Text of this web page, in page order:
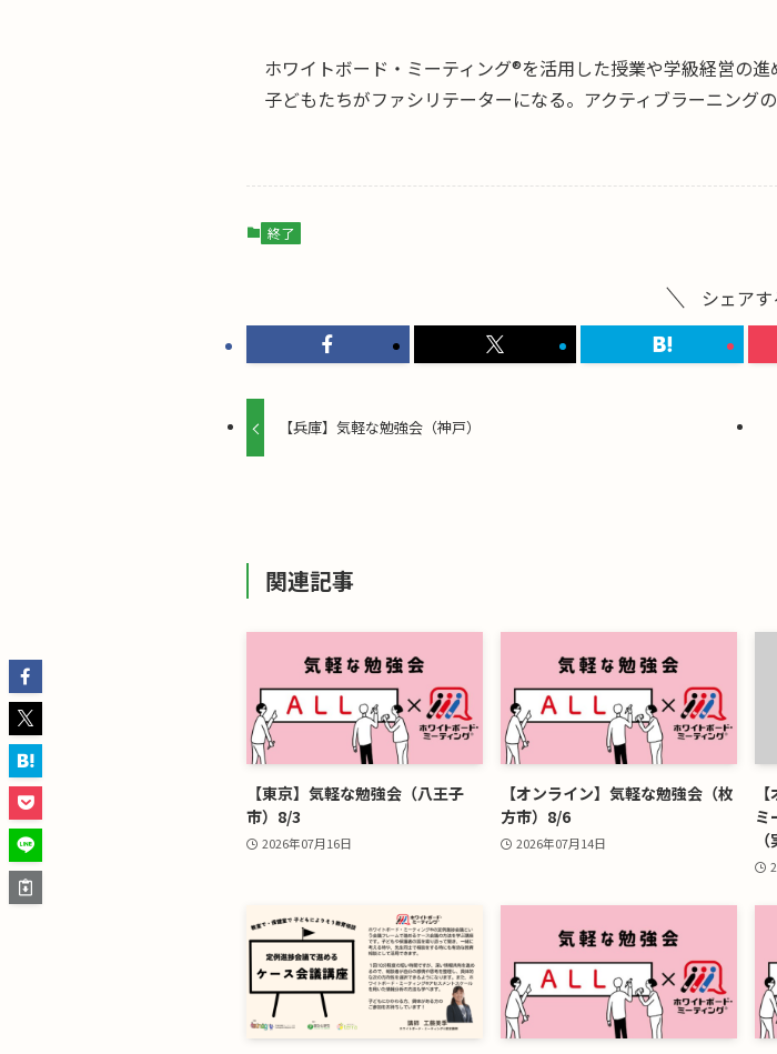
ホワイトボード・ミーティング®を活用した授業や学級経営の進
子どもたちがファシリテーターになる。アクティブラーニング
終了
シェアす
【兵庫】気軽な勉強会（神戸）
関連記事
【東京】気軽な勉強会（八王子
市）8/3
2026年07月16日
【オンライン】気軽な勉強会（枚
方市）8/6
2026年07月14日
ミ